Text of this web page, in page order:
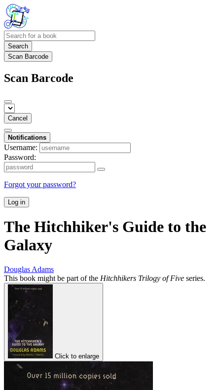
Search
Scan Barcode
Scan Barcode
Cancel
Notifications
Username:
Password:
Forgot your password?
Log in
The Hitchhiker's Guide to the
Galaxy
Douglas Adams
This book might be part of the Hitchhikers Trilogy of Five series.
Click to enlarge